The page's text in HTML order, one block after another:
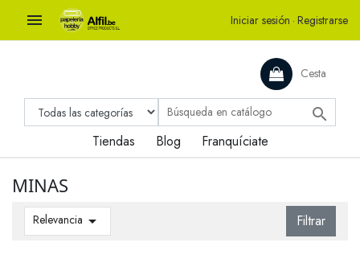
 Iniciar sesión · Registrarse
Cesta

Tiendas Blog Franquíciate
MINAS
Relevancia  Filtrar